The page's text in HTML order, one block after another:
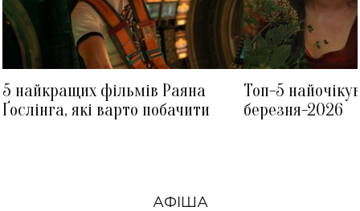
5 найкращих фільмів Раяна
Ґослінга, які варто побачити
Топ-5
березня-2026
АФІША